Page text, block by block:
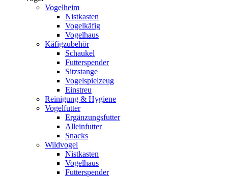
Vogelheim
Nistkasten
Vogelkäfig
Vogelhaus
Käfigzubehör
Schaukel
Futterspender
Sitzstange
Vogelspielzeug
Einstreu
Reinigung & Hygiene
Vogelfutter
Ergänzungsfutter
Alleinfutter
Snacks
Wildvogel
Nistkasten
Vogelhaus
Futterspender